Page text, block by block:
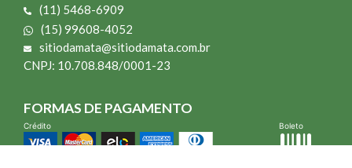
(11) 5468-6909
(15) 99608-4052
sitiodamata@sitiodamata.com.br
CNPJ: 10.708.848/0001-23
FORMAS DE PAGAMENTO
Crédito Boleto